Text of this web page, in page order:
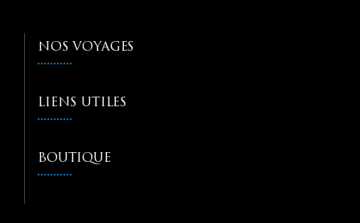
NOS VOYAGES
LIENS UTILES
BOUTIQUE